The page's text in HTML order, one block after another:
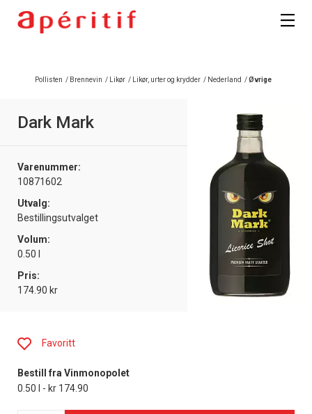
Pollisten / Brennevin / Likør / Likør, urter og krydder / Nederland /Øvrige
Dark Mark
Varenummer:
10871602
Utvalg:
Bestillingsutvalget
Volum:
0.50 l
Pris:
174.90 kr
Favoritt
Bestill fra Vinmonopolet
0.50 l - kr 174.90